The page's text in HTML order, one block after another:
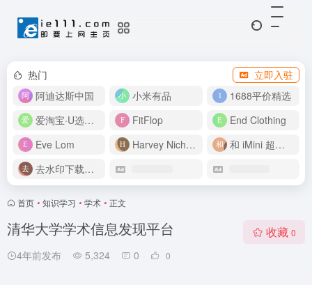
热门
立即入驻
阿迪达斯中国
小米有品
1688平价精选
爱淘宝·U选好价
FitFlop
End Clothing
Eve Lom
Harvey Nichols
和 iMini 超级智能体一起构建伟大作品
去水印下载视频
首页 • 知识学习 • 学术 • 正文
清华大学学术信息发现平台
4年前发布 5,324 0 0
收藏 0